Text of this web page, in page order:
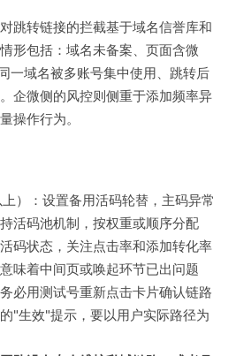
跳转链接的拦截基于域名信誉库和
形包括：域名未备案、页面含微
一域名被多账号集中使用、跳转后
企微侧的风控则侧重于添加频率异
操作行为。
）：设置备用活码轮替，主码异常
活码池机制，按权重或顺序分配
码状态，关注点击率和添加转化率
味着中间页或唤起环节已出问题
必用测试号重新点击卡片确认链路
"生效"提示，要以用户实际路径为